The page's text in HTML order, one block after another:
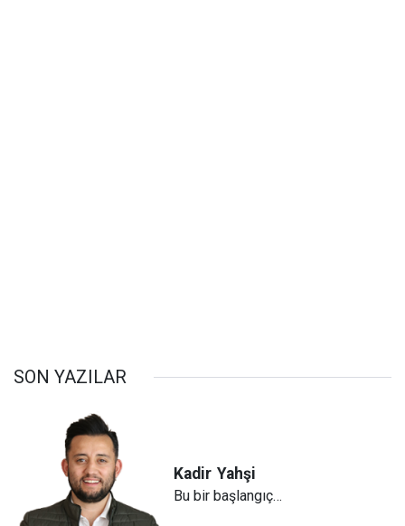
SON YAZILAR
Kadir Yahşi
Bu bir başlangıç…